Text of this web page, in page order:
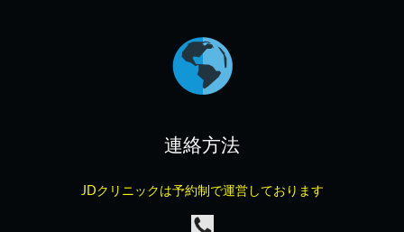
連絡方法
JDクリニックは予約制で運営しております